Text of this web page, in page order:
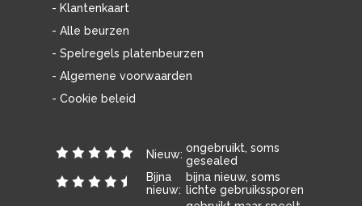
- Klantenkaart
- Alle beurzen
- Spelregels platenbeurzen
- Algemene voorwaarden
- Cookie beleid
Nieuw: ongebruikt, soms
gesealed
Bijna
nieuw:
bijna nieuw, soms
lichte gebruikssporen